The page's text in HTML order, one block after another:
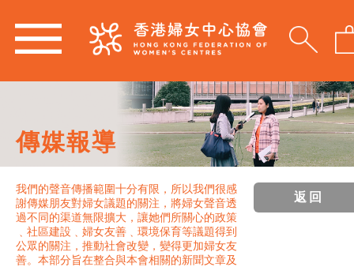
傳媒報導
我們的聲音傳播範圍十分有限，所以我們很感
謝傳媒朋友對婦女議題的關注，將婦女聲音透
過不同的渠道無限擴大，讓她們所關心的政策
﹑社區建設﹑婦女友善﹑環境保育等議題得到
公眾的關注，推動社會改變，變得更加婦女友
善。本部分旨在整合與本會相關的新聞文章及
返回